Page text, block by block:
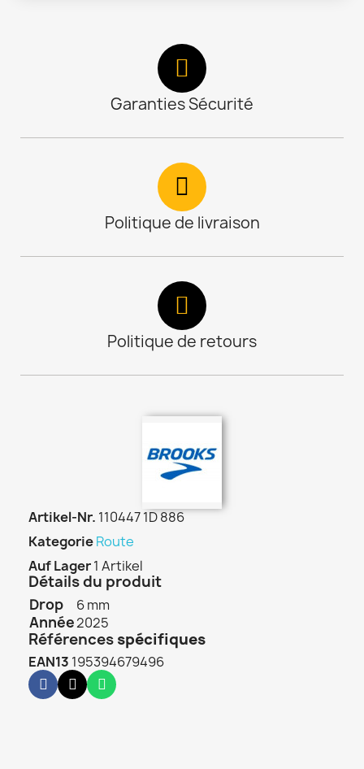
Garanties Sécurité
Politique de livraison
Politique de retours
Artikel-Nr. 110447 1D 886
KategorieRoute
Auf Lager1 Artikel
Détails du produit
Drop 6 mm
Année2025
Références spécifiques
EAN13 195394679496